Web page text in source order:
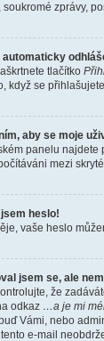
soukromé zprávy,
automaticky
tlačítko
když se
aby se moje
panelu najdete
mezi
heslo!
vaše heslo
jsem se, ale
že
odkaz …a je mi
Vámi, nebo
e-mail